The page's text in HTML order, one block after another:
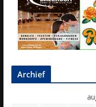
Archief